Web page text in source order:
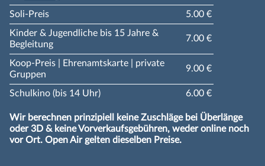
Soli-Preis
5.00 €
Kinder & Jugendliche bis 15 Jahre &
Begleitung
7.00 €
Koop-Preis | Ehrenamtskarte | private
Gruppen
9.00 €
Schulkino (bis 14 Uhr) 6.00 €
Wir berechnen prinzipiell keine Zuschläge bei Überlänge
oder 3D & keine Vorverkaufsgebühren, weder online noch
vor Ort. Open Air gelten dieselben Preise.